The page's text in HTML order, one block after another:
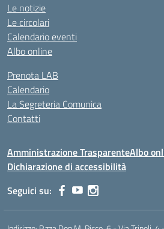
Le notizie
Le circolari
Calendario eventi
Albo online
Prenota LAB
Calendario
La Segreteria Comunica
Contatti
Amministrazione TrasparenteAlbo
Dichiarazione di accessibilità
Seguici su: